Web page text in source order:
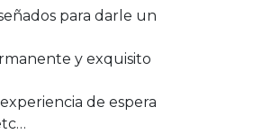
para darle un
y exquisito
de espera